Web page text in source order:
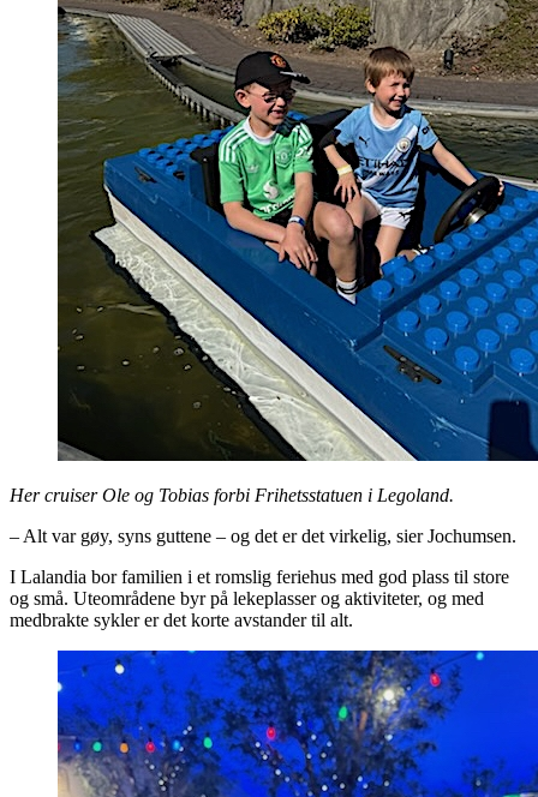
Her cruiser Ole og Tobias forbi Frihetsstatuen i Legoland.
– Alt var gøy, syns guttene – og det er det virkelig, sier Jochumsen.
I Lalandia bor familien i et romslig feriehus med god plass til store
og små. Uteområdene byr på lekeplasser og aktiviteter, og med
medbrakte sykler er det korte avstander til alt.